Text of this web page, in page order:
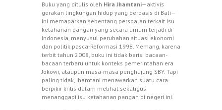
Buku yang ditulis oleh Hira Jhamtani—aktivis
gerakan lingkungan hidup yang berbasis di Bali—
ini memaparkan sebentang persoalan terkait isu
ketahanan pangan yang secara umum terjadi di
Indonesia, menyusul perubahan situasi ekonomi
dan politik pasca-Reformasi 1998. Memang, karena
terbit tahun 2008, buku ini tidak berisi bacaan-
bacaan terbaru untuk konteks pemerintahan era
Jokowi, ataupun masa-masa penghujung SBY. Tapi
paling tidak, Jhamtani menawarkan suatu cara
berpikir kritis dalam melihat sekaligus
menanggapi isu ketahanan pangan di negeri ini.